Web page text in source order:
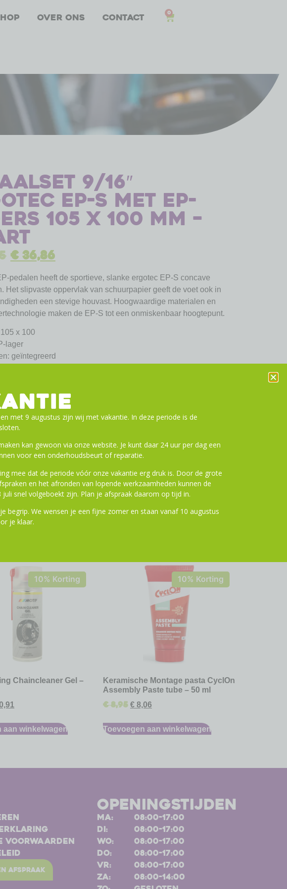
Over ons Contact 0
9/16″
EP-S met EP-
105 x 100 mm –
€36,86
pedalen heeft de sportieve, slanke ergotec EP-S concave
Het slipvaste oppervlak van schuurpapier geeft de voet ook in
een stevige houvast. Hoogwaardige materialen en
maken de EP-S tot een onmiskenbaar hoogtepunt.
x 100
lager
geïntegreerd
zwart
g
10% Korting
Chaincleaner Gel –
aan winkelwagen
10% Korting
Keramische Montage pasta CyclOn
Assembly Paste tube – 50 ml
€8,95 € 8,06
Toevoegen aan winkelwagen
voorwaarden
afspraak
openingstijden
ma:
di:
wo:
do:
vr:
za:
08:00-17:00
08:00-17:00
08:00-17:00
08:00-17:00
08:00-17:00
08:00-14:00
met 9 augustus zijn wij met vakantie. In deze periode is de
kan gewoon via onze website. Je kunt daar 24 uur per dag een
voor een onderhoudsbeurt of reparatie.
mee dat de periode vóór onze vakantie erg druk is. Door de grote
en het afronden van lopende werkzaamheden kunnen de
juli snel volgeboekt zijn. Plan je afspraak daarom op tijd in.
begrip. We wensen je een fijne zomer en staan vanaf 10 augustus
je klaar.